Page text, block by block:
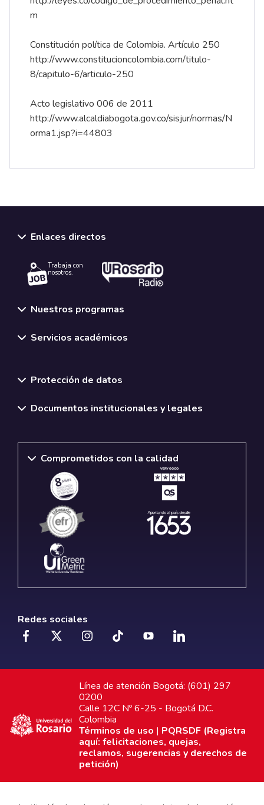
m
Constitución política de Colombia. Artículo 250
http://www.constitucioncolombia.com/titulo-
8/capitulo-6/articulo-250
Acto legislativo 006 de 2011
http://www.alcaldiabogota.gov.co/sisjur/normas/N
orma1.jsp?i=44803
Enlaces directos
Trabaja con
nosotros.
Nuestros programas
Servicios académicos
Protección de datos
Documentos institucionales y legales
Comprometidos con la calidad
Redes sociales
Línea de atención Bogotá: (601) 297
0200
Calle 12C Nº 6-25 - Bogotá D.C.
Colombia
Términos de uso | PQRSDF (Registra
aquí: felicitaciones, quejas,
reclamos, sugerencias y derechos de
petición)